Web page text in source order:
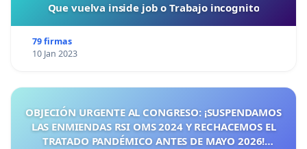
Que vuelva inside job o Trabajo incognito
79 firmas
10 Jan 2023
OBJECIÓN URGENTE AL CONGRESO: ¡SUSPENDAMOS
LAS ENMIENDAS RSI OMS 2024 Y RECHACEMOS EL
TRATADO PANDÉMICO ANTES DE MAYO 2026!